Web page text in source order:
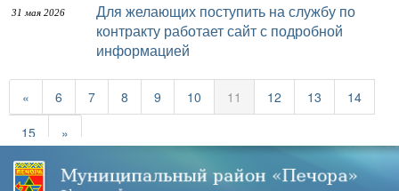
31 мая 2026
Для желающих поступить на службу по
контракту работает сайт с подробной
информацией
« 6 7 8 9 10 11 12 13
14
15
»